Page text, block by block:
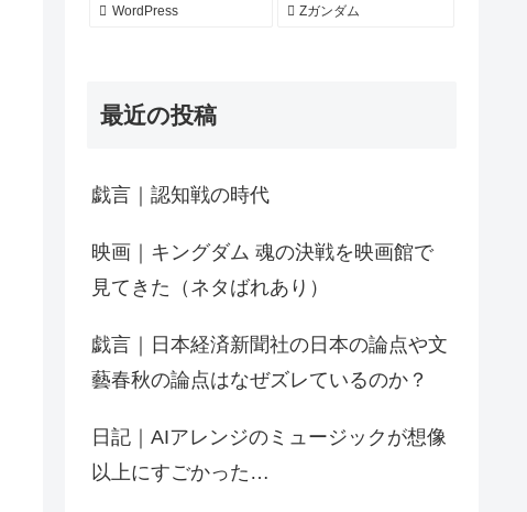
WordPress Zガンダム
最近の投稿
戯言｜認知戦の時代
映画｜キングダム 魂の決戦を映画館で
見てきた（ネタばれあり）
戯言｜日本経済新聞社の日本の論点や文
藝春秋の論点はなぜズレているのか？
日記｜AIアレンジのミュージックが想像
以上にすごかった…